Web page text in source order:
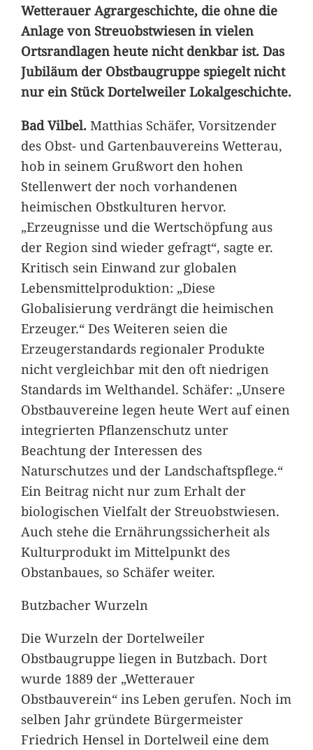
Wetterauer Agrargeschichte, die ohne die
Anlage von Streuobstwiesen in vielen
Ortsrandlagen heute nicht denkbar ist. Das
Jubiläum der Obstbaugruppe spiegelt nicht
nur ein Stück Dortelweiler Lokalgeschichte.
Bad Vilbel.Matthias Schäfer, Vorsitzender
des Obst- und Gartenbauvereins Wetterau,
hob in seinem Grußwort den hohen
Stellenwert der noch vorhandenen
heimischen Obstkulturen hervor.
„Erzeugnisse und die Wertschöpfung aus
der Region sind wieder gefragt“, sagte er.
Kritisch sein Einwand zur globalen
Lebensmittelproduktion: „Diese
Globalisierung verdrängt die heimischen
Erzeuger.“ Des Weiteren seien die
Erzeugerstandards regionaler Produkte
nicht vergleichbar mit den oft niedrigen
Standards im Welthandel. Schäfer: „Unsere
Obstbauvereine legen heute Wert auf einen
integrierten Pflanzenschutz unter
Beachtung der Interessen des
Naturschutzes und der Landschaftspflege.“
Ein Beitrag nicht nur zum Erhalt der
biologischen Vielfalt der Streuobstwiesen.
Auch stehe die Ernährungssicherheit als
Kulturprodukt im Mittelpunkt des
Obstanbaues, so Schäfer weiter.
Butzbacher Wurzeln
Die Wurzeln der Dortelweiler
Obstbaugruppe liegen in Butzbach. Dort
wurde 1889 der „Wetterauer
Obstbauverein“ ins Leben gerufen. Noch im
selben Jahr gründete Bürgermeister
Friedrich Hensel in Dortelweil eine dem